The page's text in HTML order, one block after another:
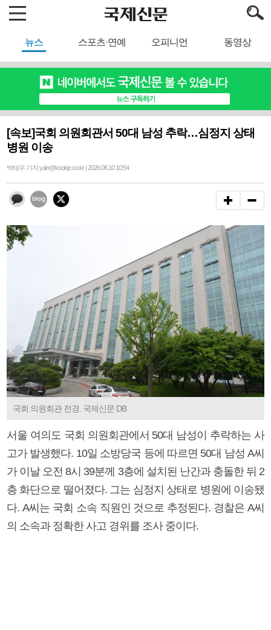
뉴스 스포츠·연예 오피니언 동영상
[속보]국회 의원회관서 50대 남성 추락…심정지 상태
병원 이송
박태우 기자 yain@kookje.co.kr | 2026.06.10 10:54
국회 의원회관 전경. 국제신문 DB
서울 여의도 국회 의원회관에서 50대 남성이 추락하는 사
고가 발생했다. 10일 소방당국 등에 따르면 50대 남성 A씨
가 이날 오전 8시 39분께 3층에 설치된 난간과 충돌한 뒤 2
층 화단으로 떨어졌다. 그는 심정지 상태로 병원에 이송됐
다. A씨는 국회 소속 직원인 것으로 추정된다. 경찰은 A씨
의 소속과 정확한 사고 경위를 조사 중이다.